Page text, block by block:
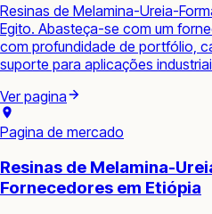
Resinas de Melamina-Ureia-
Egito. Abasteça-se com um
com profundidade de portfólio,
suporte para aplicações
Ver pagina
Pagina de mercado
Resinas de Melamina-
Fornecedores em Etiópia